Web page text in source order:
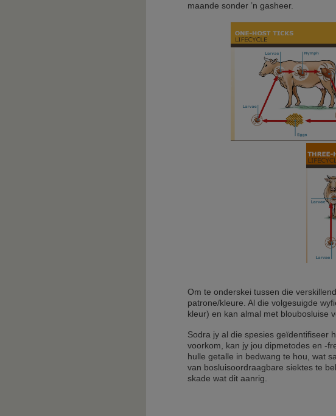
maande sonder ’n gasheer.
Om te onderskei tussen die
patrone/kleure. Al die volgesuigde
kleur) en kan almal met bloubosluise
Sodra jy al die spesies geïdentifiseer
voorkom, kan jy jou dipmetodes en -
hulle getalle in bedwang te hou, wat
van bosluisoordraagbare siektes te
skade wat dit aanrig.